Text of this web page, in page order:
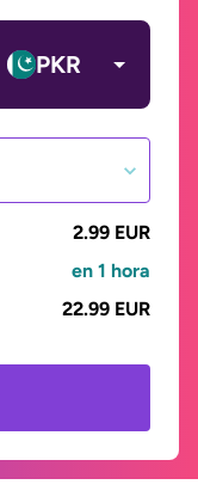
PKR
2.99 EUR
en 1 hora
22.99 EUR